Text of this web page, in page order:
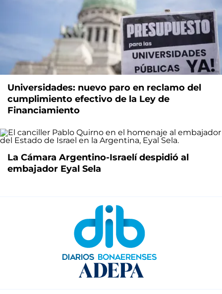
Universidades: nuevo paro en reclamo del
cumplimiento efectivo de la Ley de
Financiamiento
La Cámara Argentino-Israelí despidió al
embajador Eyal Sela